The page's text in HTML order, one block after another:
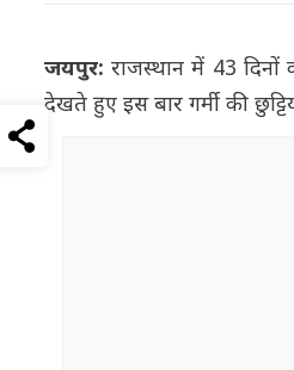
जयपुर:राजस्थान में 43
देखते हुए इस बार गर्मी की